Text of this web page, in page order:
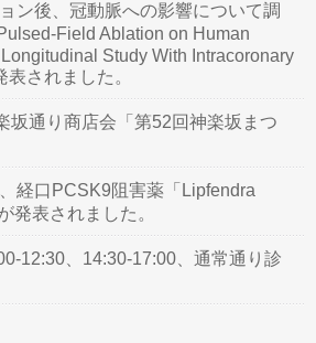
ン後、冠動脈への影響について調
Field Ablation on Human
Study With Intracoronary
表されました。
坂通り商店会「第52回神楽坂まつ
経口PCSK9阻害薬「Lipfendra
発表されました。
12:30、14:30-17:00、通常通り診